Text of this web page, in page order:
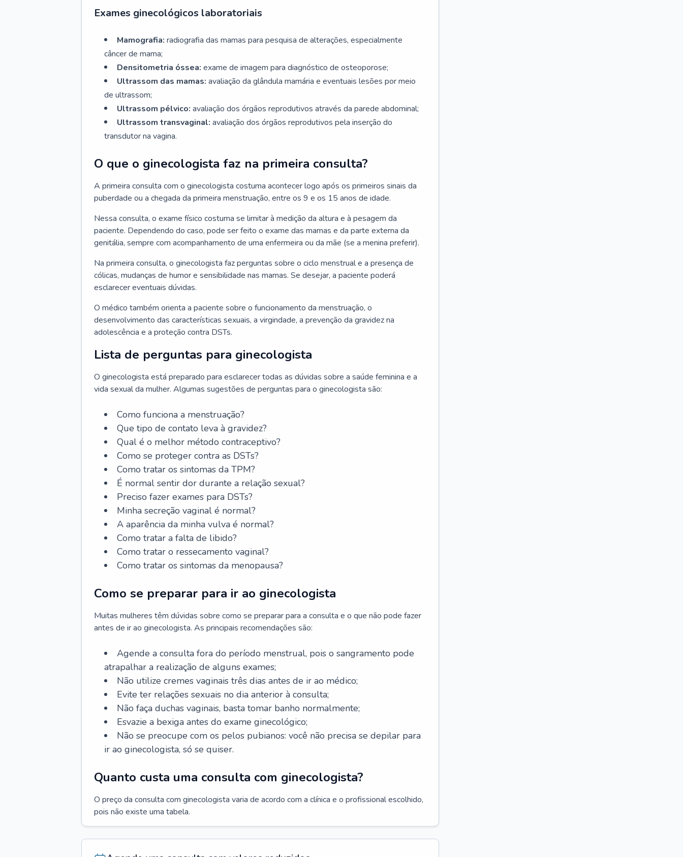
Exames ginecológicos laboratoriais
Mamografia: radiografia das mamas para pesquisa de alterações, especialmente
câncer de mama;
Densitometria óssea: exame de imagem para diagnóstico de osteoporose;
Ultrassom das mamas: avaliação da glândula mamária e eventuais lesões por meio
de ultrassom;
Ultrassom pélvico: avaliação dos órgãos reprodutivos através da parede abdominal;
Ultrassom transvaginal: avaliação dos órgãos reprodutivos pela inserção do
transdutor na vagina.
O que o ginecologista faz na primeira consulta?
A primeira consulta com o ginecologista costuma acontecer logo após os primeiros sinais da
puberdade ou a chegada da primeira menstruação, entre os 9 e os 15 anos de idade.
Nessa consulta, o exame físico costuma se limitar à medição da altura e à pesagem da
paciente. Dependendo do caso, pode ser feito o exame das mamas e da parte externa da
genitália, sempre com acompanhamento de uma enfermeira ou da mãe (se a menina preferir).
Na primeira consulta, o ginecologista faz perguntas sobre o ciclo menstrual e a presença de
cólicas, mudanças de humor e sensibilidade nas mamas. Se desejar, a paciente poderá
esclarecer eventuais dúvidas.
O médico também orienta a paciente sobre o funcionamento da menstruação, o
desenvolvimento das características sexuais, a virgindade, a prevenção da gravidez na
adolescência e a proteção contra DSTs.
Lista de perguntas para ginecologista
O ginecologista está preparado para esclarecer todas as dúvidas sobre a saúde feminina e a
vida sexual da mulher. Algumas sugestões de perguntas para o ginecologista são:
Como funciona a menstruação?
Que tipo de contato leva à gravidez?
Qual é o melhor método contraceptivo?
Como se proteger contra as DSTs?
Como tratar os sintomas da TPM?
É normal sentir dor durante a relação sexual?
Preciso fazer exames para DSTs?
Minha secreção vaginal é normal?
A aparência da minha vulva é normal?
Como tratar a falta de libido?
Como tratar o ressecamento vaginal?
Como tratar os sintomas da menopausa?
Como se preparar para ir ao ginecologista
Muitas mulheres têm dúvidas sobre como se preparar para a consulta e o que não pode fazer
antes de ir ao ginecologista. As principais recomendações são:
Agende a consulta fora do período menstrual, pois o sangramento pode
atrapalhar a realização de alguns exames;
Não utilize cremes vaginais três dias antes de ir ao médico;
Evite ter relações sexuais no dia anterior à consulta;
Não faça duchas vaginais, basta tomar banho normalmente;
Esvazie a bexiga antes do exame ginecológico;
Não se preocupe com os pelos pubianos: você não precisa se depilar para
ir ao ginecologista, só se quiser.
Quanto custa uma consulta com ginecologista?
O preço da consulta com ginecologista varia de acordo com a clínica e o profissional escolhido,
pois não existe uma tabela.